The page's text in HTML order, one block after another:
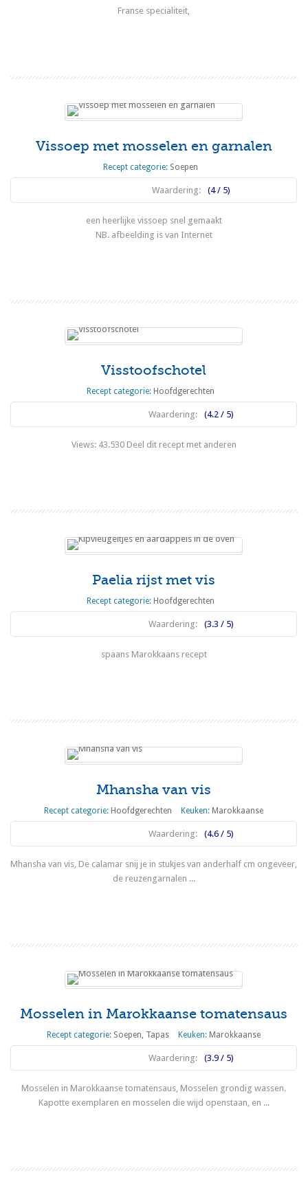
Franse specialiteit,
Vissoep met mosselen en garnalen
Recept categorie: Soepen
Waardering: (4 / 5)
een heerlijke vissoep snel gemaakt
NB. afbeelding is van Internet
Visstoofschotel
Recept categorie: Hoofdgerechten
Waardering: (4.2 / 5)
Views: 43.530 Deel dit recept met anderen
Paelia rijst met vis
Recept categorie: Hoofdgerechten
Waardering: (3.3 / 5)
spaans Marokkaans recept
Mhansha van vis
Recept categorie: Hoofdgerechten Keuken: Marokkaanse
Waardering: (4.6 / 5)
Mhansha van vis, De calamar snij je in stukjes van anderhalf cm ongeveer,
de reuzengarnalen ...
Mosselen in Marokkaanse tomatensaus
Recept categorie: Soepen, Tapas Keuken: Marokkaanse
Waardering: (3.9 / 5)
Mosselen in Marokkaanse tomatensaus, Mosselen grondig wassen.
Kapotte exemplaren en mosselen die wijd openstaan, en ...